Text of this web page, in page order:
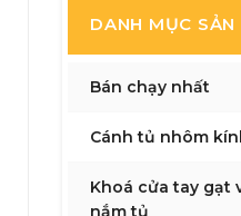
DANH MỤC SẢN
Bán chạy nhất
Cánh tủ nhôm
Khoá cửa tay gạt
nắm tủ